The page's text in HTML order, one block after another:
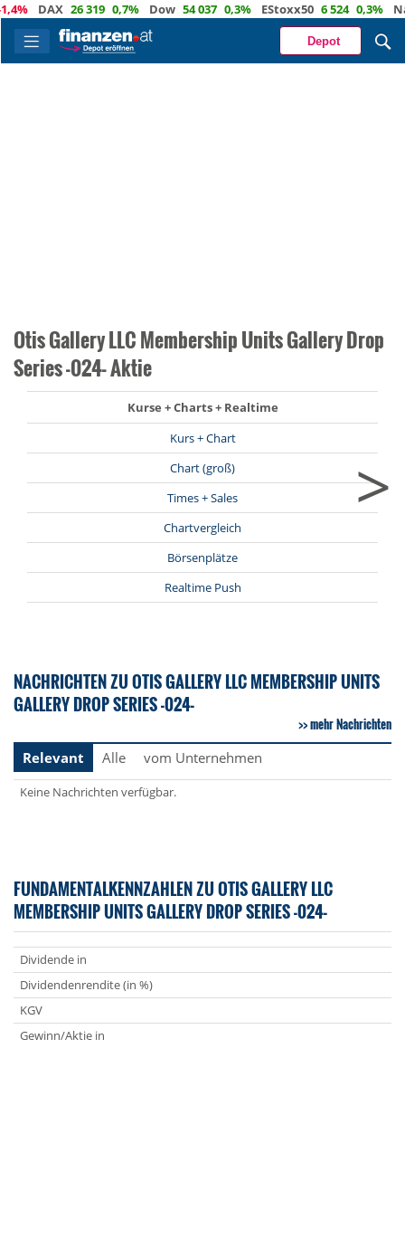
DAX 26 319 0,7% Dow 54 037 0,3% EStoxx50 6 524 0,3%
Depot
Otis Gallery LLC Membership Units Gallery Drop
Series -024- Aktie
Kurse + Charts + Realtime
Kurs + Chart
Chart (groß)
Times + Sales
Chartvergleich
Börsenplätze
Realtime Push
>
NACHRICHTEN ZU OTIS GALLERY LLC MEMBERSHIP UNITS
GALLERY DROP SERIES -024-
mehr Nachrichten
Relevant
Alle vom Unternehmen
Keine Nachrichten verfügbar.
FUNDAMENTALKENNZAHLEN ZU OTIS GALLERY LLC
MEMBERSHIP UNITS GALLERY DROP SERIES -024-
Dividende in
Dividendenrendite (in %)
KGV
Gewinn/Aktie in